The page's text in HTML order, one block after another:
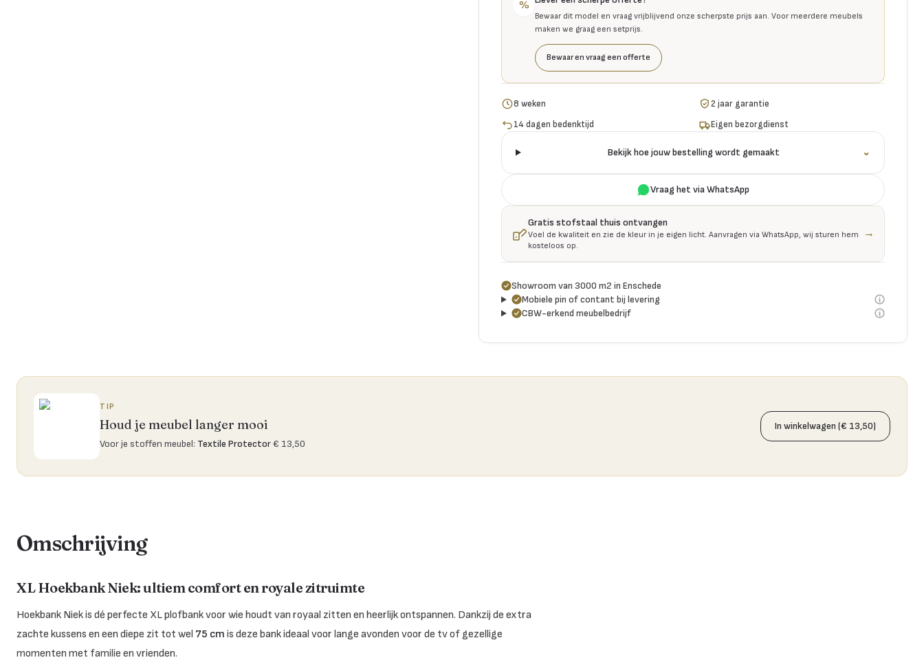
%
Bewaar dit model en vraag vrijblijvend onze scherpste prijs aan. Voor meerdere meubels
maken we graag een setprijs.
Bewaar en vraag een offerte
8 weken
2 jaar garantie
14 dagen bedenktijd
Eigen bezorgdienst
Bekijk hoe jouw bestelling wordt gemaakt ⌄
Vraag het via WhatsApp
Gratis stofstaal thuis ontvangen
Voel de kwaliteit en zie de kleur in je eigen licht. Aanvragen via WhatsApp, wij sturen hem
kosteloos op.
→
Showroom van 3000 m2 in Enschede
Mobiele pin of contant bij levering
CBW-erkend meubelbedrijf
TIP
Houd je meubel langer mooi
Voor je stoffen meubel: Textile Protector€ 13,50
In winkelwagen (€ 13,50)
Omschrijving
XL Hoekbank Niek: ultiem comfort en royale zitruimte
Hoekbank Niek is dé perfecte XL plofbank voor wie houdt van royaal zitten en heerlijk ontspannen. Dankzij de extra
zachte kussens en een diepe zit tot wel 75 cm is deze bank ideaal voor lange avonden voor de tv of gezellige
momenten met familie en vrienden.